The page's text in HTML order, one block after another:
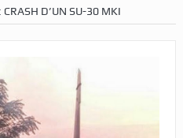
CRASH D’UN SU-30 MKI